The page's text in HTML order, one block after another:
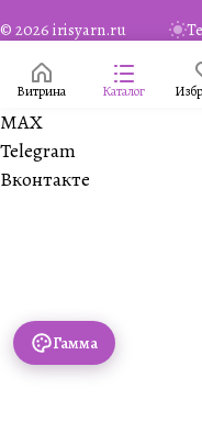
© 2026 irisyarn.ru
Витрина Каталог
Гамма
MAX
Telegram
Вконтакте